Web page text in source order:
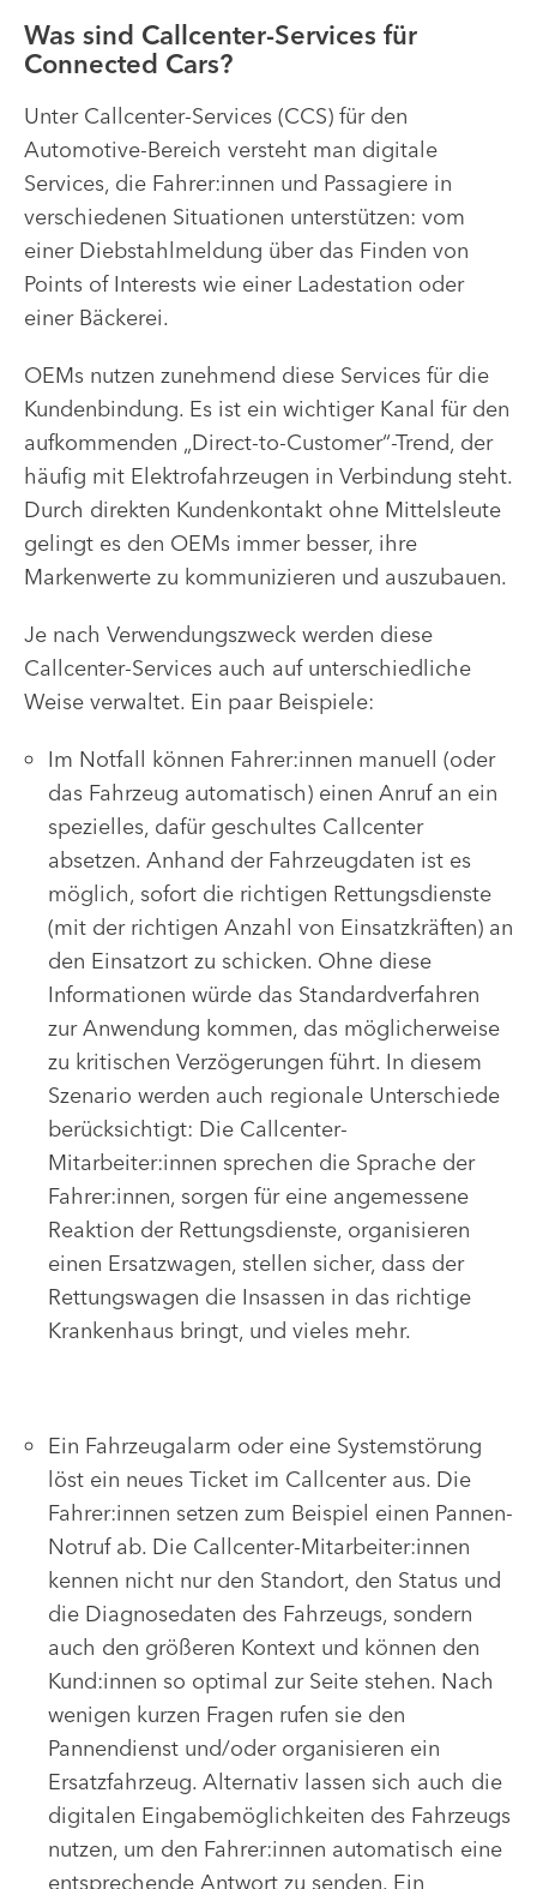
Was sind Callcenter-Services für
Connected Cars?
Unter Callcenter-Services (CCS) für den
Automotive-Bereich versteht man digitale
Services, die Fahrer:innen und Passagiere in
verschiedenen Situationen unterstützen: vom
einer Diebstahlmeldung über das Finden von
Points of Interests wie einer Ladestation oder
einer Bäckerei.
OEMs nutzen zunehmend diese Services für die
Kundenbindung. Es ist ein wichtiger Kanal für den
aufkommenden „Direct-to-Customer“-Trend, der
häufig mit Elektrofahrzeugen in Verbindung steht.
Durch direkten Kundenkontakt ohne Mittelsleute
gelingt es den OEMs immer besser, ihre
Markenwerte zu kommunizieren und auszubauen.
Je nach Verwendungszweck werden diese
Callcenter-Services auch auf unterschiedliche
Weise verwaltet. Ein paar Beispiele:
Im Notfall können Fahrer:innen manuell (oder
das Fahrzeug automatisch) einen Anruf an ein
spezielles, dafür geschultes Callcenter
absetzen. Anhand der Fahrzeugdaten ist es
möglich, sofort die richtigen Rettungsdienste
(mit der richtigen Anzahl von Einsatzkräften) an
den Einsatzort zu schicken. Ohne diese
Informationen würde das Standardverfahren
zur Anwendung kommen, das möglicherweise
zu kritischen Verzögerungen führt. In diesem
Szenario werden auch regionale Unterschiede
berücksichtigt: Die Callcenter-
Mitarbeiter:innen sprechen die Sprache der
Fahrer:innen, sorgen für eine angemessene
Reaktion der Rettungsdienste, organisieren
einen Ersatzwagen, stellen sicher, dass der
Rettungswagen die Insassen in das richtige
Krankenhaus bringt, und vieles mehr.
Ein Fahrzeugalarm oder eine Systemstörung
löst ein neues Ticket im Callcenter aus. Die
Fahrer:innen setzen zum Beispiel einen Pannen-
Notruf ab. Die Callcenter-Mitarbeiter:innen
kennen nicht nur den Standort, den Status und
die Diagnosedaten des Fahrzeugs, sondern
auch den größeren Kontext und können den
Kund:innen so optimal zur Seite stehen. Nach
wenigen kurzen Fragen rufen sie den
Pannendienst und/oder organisieren ein
Ersatzfahrzeug. Alternativ lassen sich auch die
digitalen Eingabemöglichkeiten des Fahrzeugs
nutzen, um den Fahrer:innen automatisch eine
entsprechende Antwort zu senden. Ein